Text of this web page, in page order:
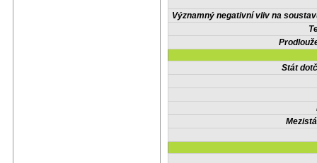
Významný negativní vliv na
Stát